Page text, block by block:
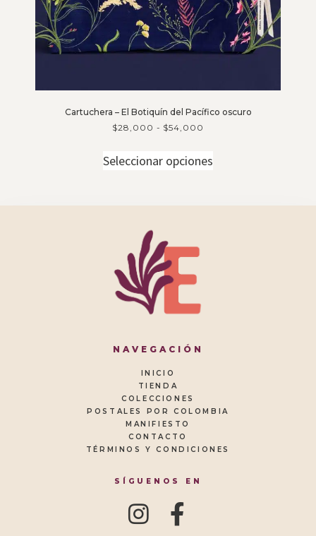
Cartuchera – El Botiquín del Pacífico oscuro
$28,000 - $54,000
Seleccionar opciones
NAVEGACIÓN
INICIO
TIENDA
COLECCIONES
POSTALES POR COLOMBIA
MANIFIESTO
CONTACTO
TÉRMINOS Y CONDICIONES
SÍGUENOS EN